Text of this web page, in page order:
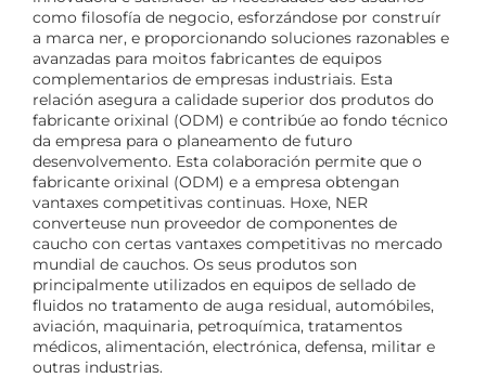
como filosofía de negocio, esforzándose por construír
a marca ner, e proporcionando soluciones razonables e
avanzadas para moitos fabricantes de equipos
complementarios de empresas industriais. Esta
relación asegura a calidade superior dos produtos do
fabricante orixinal (ODM) e contribúe ao fondo técnico
da empresa para o planeamento de futuro
desenvolvemento. Esta colaboración permite que o
fabricante orixinal (ODM) e a empresa obtengan
vantaxes competitivas continuas. Hoxe, NER
converteuse nun proveedor de componentes de
caucho con certas vantaxes competitivas no mercado
mundial de cauchos. Os seus produtos son
principalmente utilizados en equipos de sellado de
fluidos no tratamento de auga residual, automóbiles,
aviación, maquinaria, petroquímica, tratamentos
médicos, alimentación, electrónica, defensa, militar e
outras industrias.